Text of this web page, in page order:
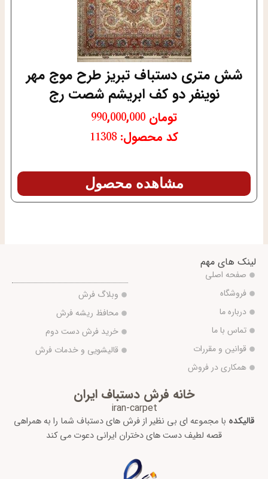
شش متری دستباف تبریز طرح موج مهر
نوینفر دو کف ابریشم شصت رج
تومان
کد محصول: 11308
مشاهده محصول
لینک های مهم
صفحه اصلی
فروشگاه
درباره ما
تماس با ما
قوانین و مقررات
همکاری در فروش
وبلاگ فرش
محافظ ریشه فرش
خرید فرش دست دوم
قالیشویی و خدمات فرش
خانه فرش دستباف ایران
iran-carpet
قالیکده با مجموعه ای بی نظیر از فرش های دستباف شما را به همراهی
قصه لطیف دست های دختران ایرانی دعوت می کند